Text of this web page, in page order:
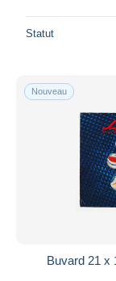
Uniquement
Livraison
Méthodes de
Statut
Nouveau
Buvard 21 x